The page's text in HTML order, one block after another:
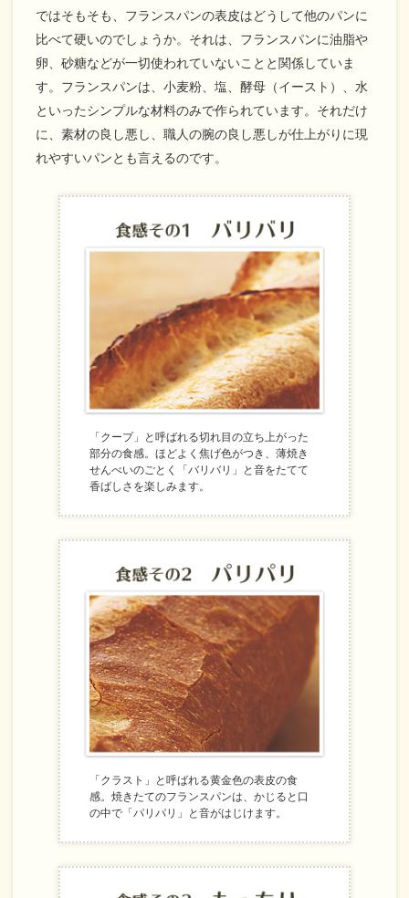
ではそもそも、フランスパンの表皮はどうして他のパンに
比べて硬いのでしょうか。それは、フランスパンに油脂や
卵、砂糖などが一切使われていないことと関係していま
す。フランスパンは、小麦粉、塩、酵母（イースト）、水
といったシンプルな材料のみで作られています。それだけ
に、素材の良し悪し、職人の腕の良し悪しが仕上がりに現
れやすいパンとも言えるのです。
「クープ」と呼ばれる切れ目の立ち上がった
部分の食感。ほどよく焦げ色がつき、薄焼き
せんべいのごとく「バリバリ」と音をたてて
香ばしさを楽しみます。
「クラスト」と呼ばれる黄金色の表皮の食
感。焼きたてのフランスパンは、かじると口
の中で「パリパリ」と音がはじけます。